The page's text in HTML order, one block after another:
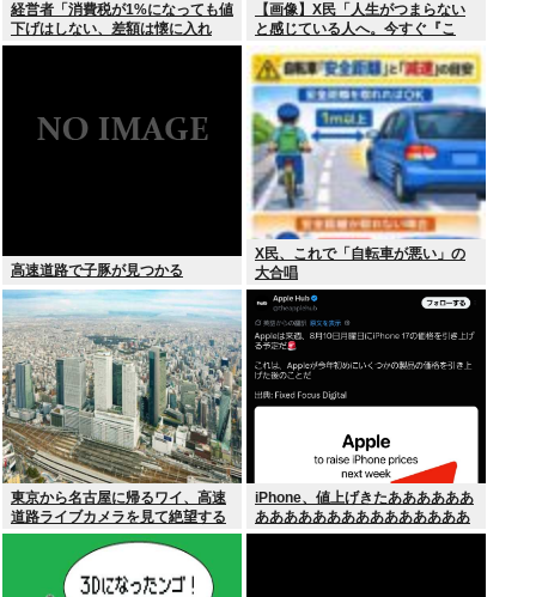
経営者「消費税が1%になっても値
下げはしない、差額は懐に入れ
る」
【画像】X民「人生がつまらない
と感じている人へ。今すぐ『こ
れ』をやってください。」6.9万い
いね
高速道路で子豚が見つかる
X民、これで「自転車が悪い」の
大合唱
東京から名古屋に帰るワイ、高速
道路ライブカメラを見て絶望する
iPhone、値上げきたああああああ
あああああああああああああああ
あああああああ！！！